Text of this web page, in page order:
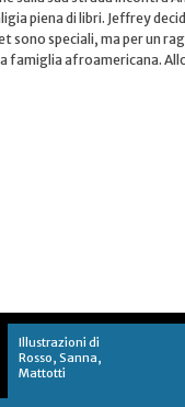
piena di libri. Jeffrey
sono speciali, ma per un
famiglia afroamericana.
Illustrazioni di
Rosso, Sanna,
Mattotti